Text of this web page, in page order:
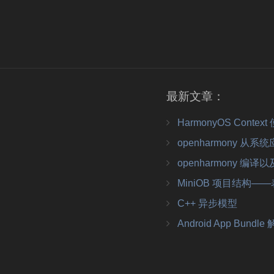
最新文章：
HarmonyOS Context
openharmony 从系统应用到三方应用
openharmony 编译以及
MiniOB 项目结构——表达
C++ 异步模型
Android App Bundle